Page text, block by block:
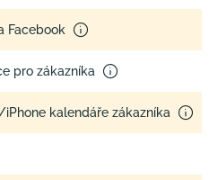
Facebook
pro zákazníka
kalendáře zákazníka